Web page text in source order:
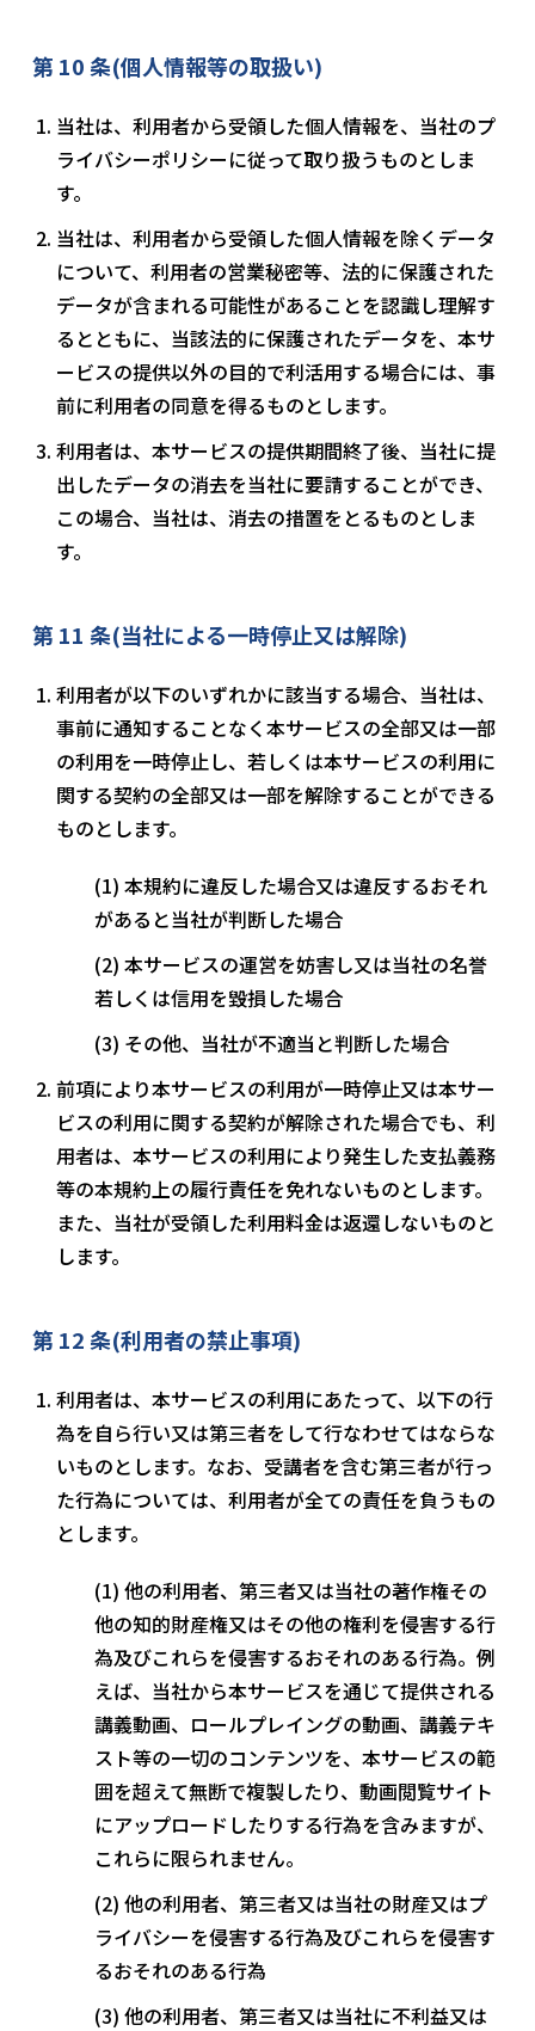
第 10 条(個人情報等の取扱い)
当社は、利用者から受領した個人情報を、当社のプ
ライバシーポリシーに従って取り扱うものとしま
す。
当社は、利用者から受領した個人情報を除くデータ
について、利用者の営業秘密等、法的に保護された
データが含まれる可能性があることを認識し理解す
るとともに、当該法的に保護されたデータを、本サ
ービスの提供以外の目的で利活用する場合には、事
前に利用者の同意を得るものとします。
利用者は、本サービスの提供期間終了後、当社に提
出したデータの消去を当社に要請することができ、
この場合、当社は、消去の措置をとるものとしま
す。
第 11 条(当社による一時停止又は解除)
利用者が以下のいずれかに該当する場合、当社は、
事前に通知することなく本サービスの全部又は一部
の利用を一時停止し、若しくは本サービスの利用に
関する契約の全部又は一部を解除することができる
ものとします。
本規約に違反した場合又は違反するおそれ
があると当社が判断した場合
本サービスの運営を妨害し又は当社の名誉
若しくは信用を毀損した場合
その他、当社が不適当と判断した場合
前項により本サービスの利用が一時停止又は本サー
ビスの利用に関する契約が解除された場合でも、利
用者は、本サービスの利用により発生した支払義務
等の本規約上の履行責任を免れないものとします。
また、当社が受領した利用料金は返還しないものと
します。
第 12 条(利用者の禁止事項)
利用者は、本サービスの利用にあたって、以下の行
為を自ら行い又は第三者をして行なわせてはならな
いものとします。なお、受講者を含む第三者が行っ
た行為については、利用者が全ての責任を負うもの
とします。
他の利用者、第三者又は当社の著作権その
他の知的財産権又はその他の権利を侵害する行
為及びこれらを侵害するおそれのある行為。例
えば、当社から本サービスを通じて提供される
講義動画、ロールプレイングの動画、講義テキ
スト等の一切のコンテンツを、本サービスの範
囲を超えて無断で複製したり、動画閲覧サイト
にアップロードしたりする行為を含みますが、
これらに限られません。
他の利用者、第三者又は当社の財産又はプ
ライバシーを侵害する行為及びこれらを侵害す
るおそれのある行為
他の利用者、第三者又は当社に不利益又は